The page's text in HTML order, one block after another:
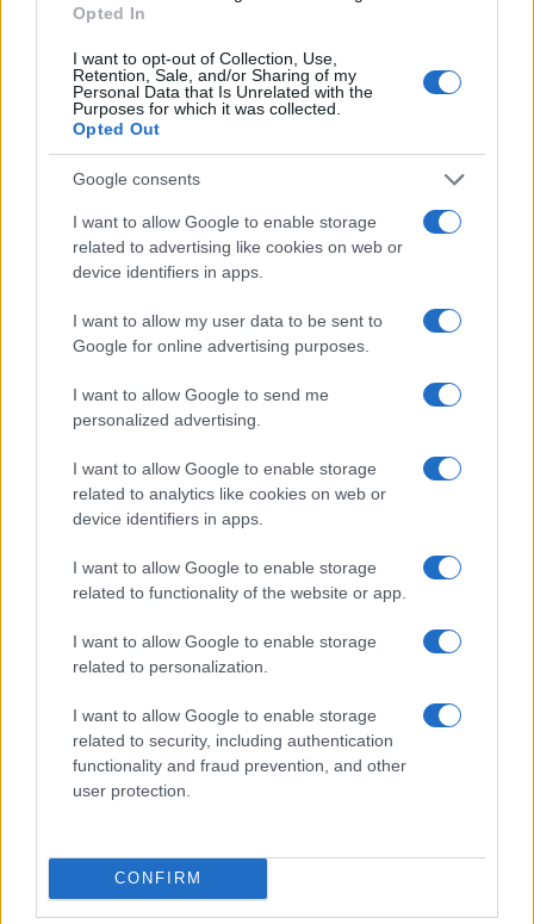
Opted In
I want to opt-out of Collection, Use,
Retention, Sale, and/or Sharing of my
Personal Data that Is Unrelated with the
Purposes for which it was collected.
Opted Out
Google consents
I want to allow Google to enable storage
related to advertising like cookies on web or
device identifiers in apps.
I want to allow my user data to be sent to
Google for online advertising purposes.
I want to allow Google to send me
personalized advertising.
I want to allow Google to enable storage
related to analytics like cookies on web or
device identifiers in apps.
I want to allow Google to enable storage
related to functionality of the website or app.
I want to allow Google to enable storage
related to personalization.
I want to allow Google to enable storage
related to security, including authentication
functionality and fraud prevention, and other
user protection.
CONFIRM
Paolo Pinna
Martina Agostina Diturco
I nostri cari
Giovannimaria Cabras
Invia un Comunicato Stampa|Pubblicità|Segnala